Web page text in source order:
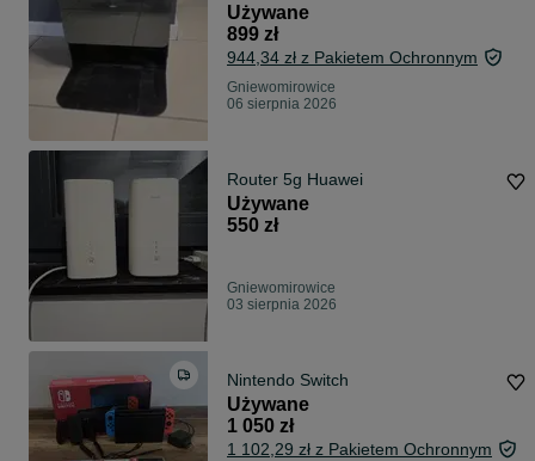
Używane
899 zł
944,34 zł z Pakietem Ochronnym
Gniewomirowice
06 sierpnia 2026
Router 5g Huawei
Używane
550 zł
Gniewomirowice
03 sierpnia 2026
Nintendo Switch
Używane
1 050 zł
1 102,29 zł z Pakietem Ochronnym